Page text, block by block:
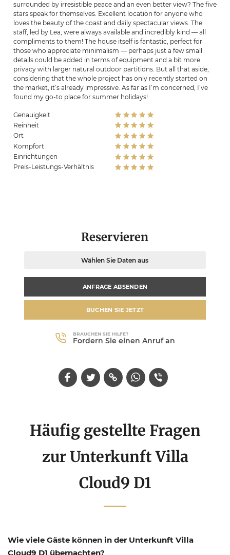
surrounded by irresistible peace and an even better view? The five
stars speak for themselves. Excellent location for anyone who
loves the beauty of the coast and daily spectacular views. The
staff, led by Lea, were always available and incredibly kind — all
compliments to them! The house itself is fantastic, perfect for
those who appreciate minimalism — perhaps just a few small
details could be added in terms of equipment and a bit more
privacy with larger natural outdoor partitions. But all that aside,
considering that the whole project has only recently started on
the market, it’s already impressive. As far as I’m concerned, I’ve
found my go-to place for summer holidays!
Genauigkeit
Reinheit
Ort
Kompfort
Einrichtungen
Preis-Leistungs-Verhältnis
Reservieren
Wählen Sie Daten aus
ANFRAGE ABSENDEN
BUCHEN SIE JETZT
BRAUCHEN SIE HILFE?
Fordern Sie einen Anruf an
Häufig gestellte Fragen
zur Unterkunft Villa
Cloud9 D1
Wie viele Gäste können in der Unterkunft Villa
Cloud9 D1 übernachten?